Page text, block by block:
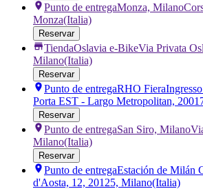
Punto de entregaMonza, Milano
Monza(Italia)
Reservar
TiendaOslavia e-BikeVia Privata
Milano(Italia)
Reservar
Punto de entregaRHO Fiera
Porta EST - Largo Metropolitan,
Reservar
Punto de entregaSan Siro, Milano
Milano(Italia)
Reservar
Punto de entregaEstación de Milán
d'Aosta, 12, 20125, Milano(Italia)